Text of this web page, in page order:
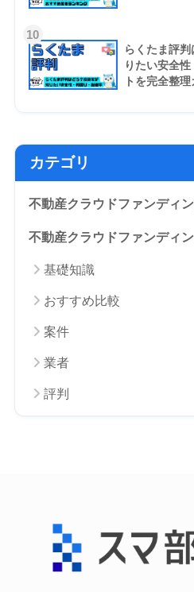
10
らくたま評
りたい安全
トを完全整
カテゴリ
不動産クラウドファンディ
不動産クラウドファンディ
基礎知識
おすすめ比較
案件
業者
評判